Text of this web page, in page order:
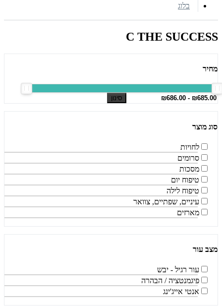
בלוג
C THE SUCCESS
מחיר
סינון
סוג מוצר
לחויות
סרומים
מסכות
טיפוח יום
טיפוח לילה
עיניים, שפתיים, צוואר
מארזים
מצב עור
עור רגיל - יבש
פיגמנטציה / הבהרה
אנטי אייג'ינג